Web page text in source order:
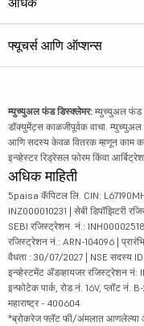
फ्यूचर्स आणि ऑप्शन्स
म्युच्युअल फंड डिस्क्लेमर: म्युच्युअल फंड
डॉक्युमेंट्स काळजीपूर्वक वाचा.
आणि सदस्य केवळ वितरक म्हणून काम
इन्व्हेस्टर रिड्रेसल फोरम किंवा
अधिक माहिती
5paisa कॅपिटल लि. CIN:
INZ000010231 | सेबी डिपॉझिटरी
SEBI रजिस्ट्रेशन. नं.:
रजिस्ट्रेशन नं.: ARN-104096 |
वैधता : 30/07/2027 | NSE सदस्य
इन्व्हेस्टमेंट ॲडव्हायजर रजिस्ट्रेशन
इन्फोटेक पार्क, रोड नं. 16V, प्लॉट नं.
महाराष्ट्र - 400604
*ब्रोकरेज फ्लॅट फी/अंमलात आणलेल्या